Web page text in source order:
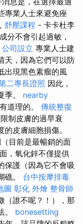
專業人士來避免痤
舒壓課程 - 卡卡杜李
分不會引起過敏，
公司設立 專業人士建
天，因為它們可以防
出現黑色素瘤的風
二專長證照 因此，
季。 nearby
道理的。 傳統整復
限制皮膚的過早衰
皮膚細胞損傷。
目前是最暢銷的面
，氧化鋅不僅提供
保護（因為它不會吸
礁。 台中按摩排毒
圖 彰化 外燴 整骨師
（誰不呢？！），那
。 bonesetting